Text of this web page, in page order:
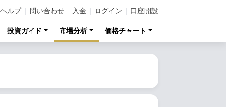
ヘルプ 問い合わせ 入金 ログイン 口座開設
投資ガイド 市場分析 価格チャート